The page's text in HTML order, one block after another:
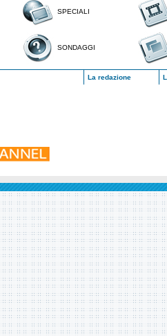
SPECIALI
SONDAGGI
La redazione